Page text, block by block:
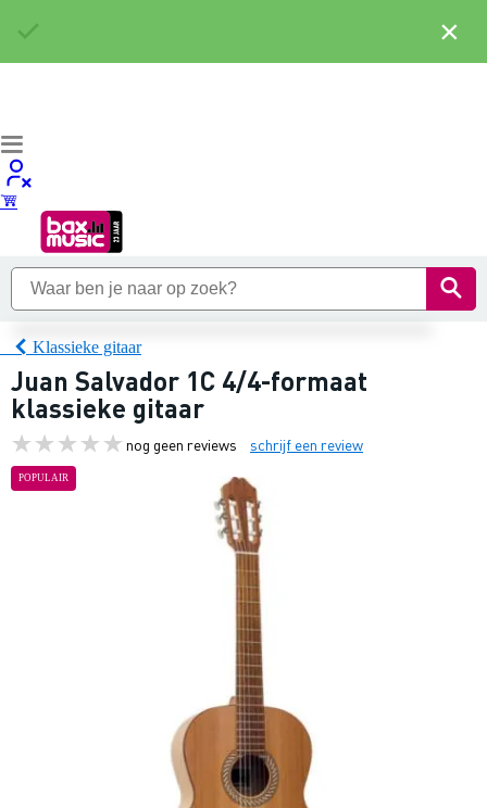
Klassieke gitaar
Juan Salvador 1C 4/4-formaat
klassieke gitaar
nog geen reviews schrijf een review
POPULAIR
×